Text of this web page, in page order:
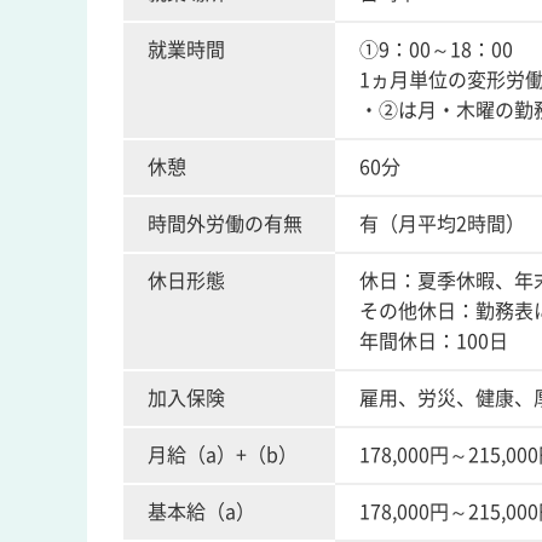
就業時間
①9：00～18：00
1ヵ月単位の変形労
・②は月・木曜の勤
休憩 60分
時間外労働の有無 有（月平均2時間）
休日形態
休日：夏季休暇、年
その他休日：勤務表
年間休日：100日
加入保険 雇用、労災、健康、
月給（a）+（b） 178,000円～215,000
基本給（a） 178,000円～215,000